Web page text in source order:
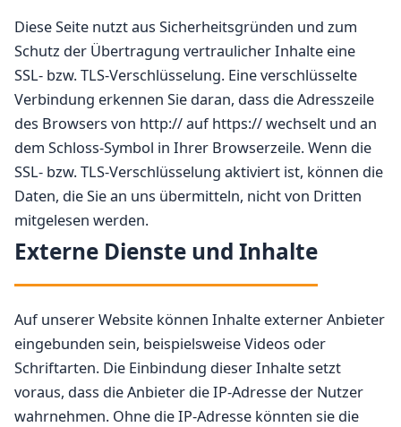
Diese Seite nutzt aus Sicherheitsgründen und zum
Schutz der Übertragung vertraulicher Inhalte eine
SSL- bzw. TLS-Verschlüsselung. Eine verschlüsselte
Verbindung erkennen Sie daran, dass die Adresszeile
des Browsers von http:// auf https:// wechselt und an
dem Schloss-Symbol in Ihrer Browserzeile. Wenn die
SSL- bzw. TLS-Verschlüsselung aktiviert ist, können die
Daten, die Sie an uns übermitteln, nicht von Dritten
mitgelesen werden.
Externe Dienste und Inhalte
Auf unserer Website können Inhalte externer Anbieter
eingebunden sein, beispielsweise Videos oder
Schriftarten. Die Einbindung dieser Inhalte setzt
voraus, dass die Anbieter die IP-Adresse der Nutzer
wahrnehmen. Ohne die IP-Adresse könnten sie die